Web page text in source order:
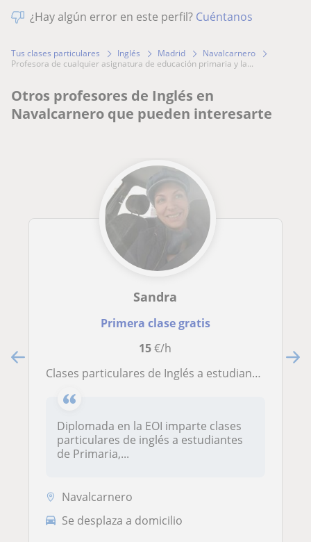
¿Hay algún error en este perfil? Cuéntanos
Tus clases particulares Inglés Madrid
Navalcarnero
profesora de cualquier asignatura de educación primaria y la...
Otros profesores de Inglés en
Navalcarnero que pueden interesarte
Sandra
Primera clase gratis
15€/h
Clases particulares de Inglés a estudiantes de Primaria,ESO y Bachillerato
Diplomada en la EOI imparte clases
particulares de inglés a estudiantes
de Primaria,...
Navalcarnero
Se desplaza a domicilio